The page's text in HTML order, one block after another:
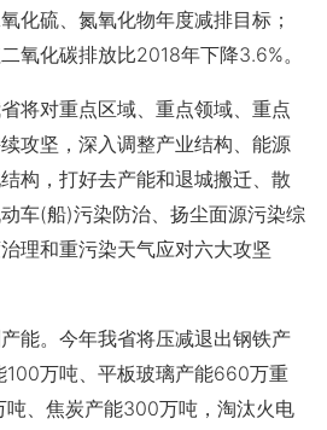
化硫、氮氧化物年度减排目标；
氧化碳排放比2018年下降3.6%。
对重点区域、重点领域、重点
攻坚，深入调整产业结构、能源
构，打好去产能和退城搬迁、散
车(船)污染防治、扬尘面源污染综
理和重污染天气应对六大攻坚
。今年我省将压减退出钢铁产
万吨、平板玻璃产能660万重
、焦炭产能300万吨，淘汰火电